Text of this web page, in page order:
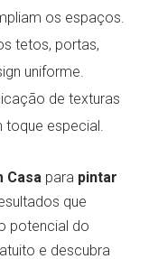
os espaços.
tetos, portas,
uniforme.
de texturas
toque especial.
Casa para pintar
que
potencial do
e descubra